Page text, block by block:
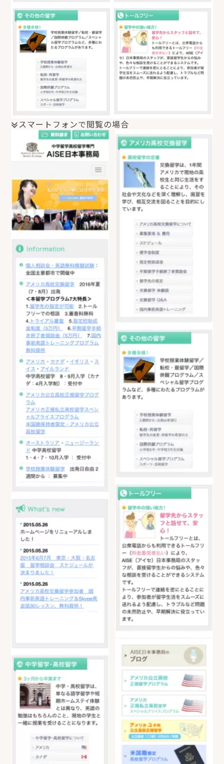
スマートフォンで閲覧の場合